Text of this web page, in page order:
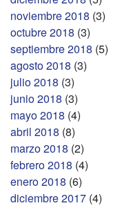
noviembre 2018 (3)
octubre 2018 (3)
septiembre 2018 (5)
agosto 2018 (3)
julio 2018 (3)
junio 2018 (3)
mayo 2018 (4)
abril 2018 (8)
marzo 2018 (2)
febrero 2018 (4)
enero 2018 (6)
diciembre 2017 (4)